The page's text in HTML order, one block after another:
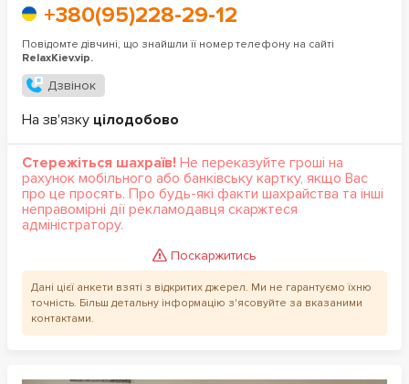
+380(95)228-29-12
Повідомте дівчині, що знайшли її номер телефону на сайті
RelaxKiev.vip.
Дзвінок
На зв'язку цілодобово
Стережіться шахраїв! Не переказуйте гроші на
рахунок мобільного або банківську картку, якщо Вас
про це просять. Про будь-які факти шахрайства та інші
неправомірні дії рекламодавця скаржтеся
адміністратору.
Поскаржитись
Дані цієї анкети взяті з відкритих джерел. Ми не гарантуємо їхню
точність. Більш детальну інформацію з'ясовуйте за вказаними
контактами.